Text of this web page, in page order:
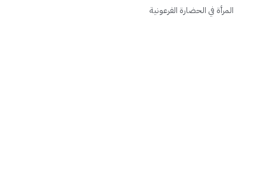
المرأة في الحضارة الفرعونية